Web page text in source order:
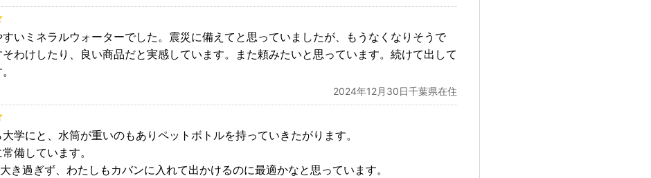
いミネラルウォーターでした。震災に備えてと思っていましたが、もうなくなりそうで
わけしたり、良い商品だと実感しています。また頼みたいと思っています。続けて出して
2024年12月30日千葉県在住
学にと、水筒が重いのもありペットボトルを持っていきたがります。
備しています。
き過ぎず、わたしもカバンに入れて出かけるのに最適かなと思っています。